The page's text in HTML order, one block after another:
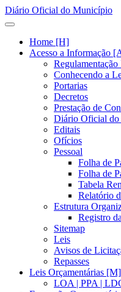
Diário Oficial do Município
Home [H]
Acesso a Informação
Conhecendo a
Portarias
Decretos
Prestação de
Diário Oficial
Editais
Ofícios
Pessoal
Folha de
Folha de
Tabela
Relatório
Estrutura
Registro
Sitemap
Leis
Avisos de
Repasses
Leis Orçamentárias [M]
LOA | PPA |